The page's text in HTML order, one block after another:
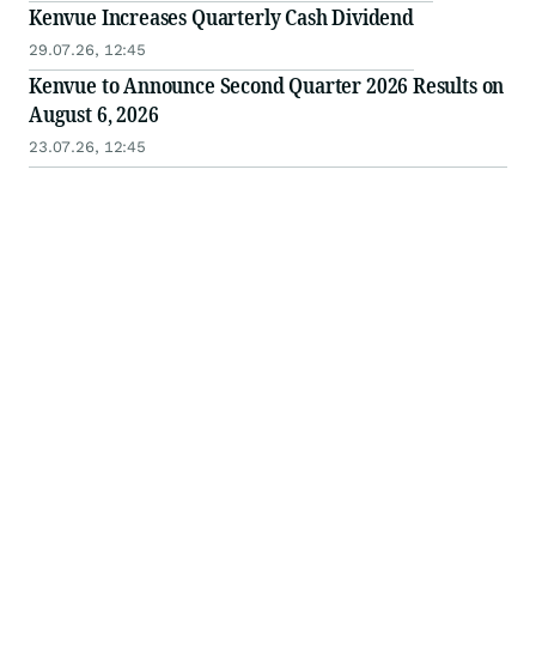
Kenvue Increases Quarterly Cash Dividend
29.07.26, 12:45
Kenvue to Announce Second Quarter 2026 Results on
August 6, 2026
23.07.26, 12:45